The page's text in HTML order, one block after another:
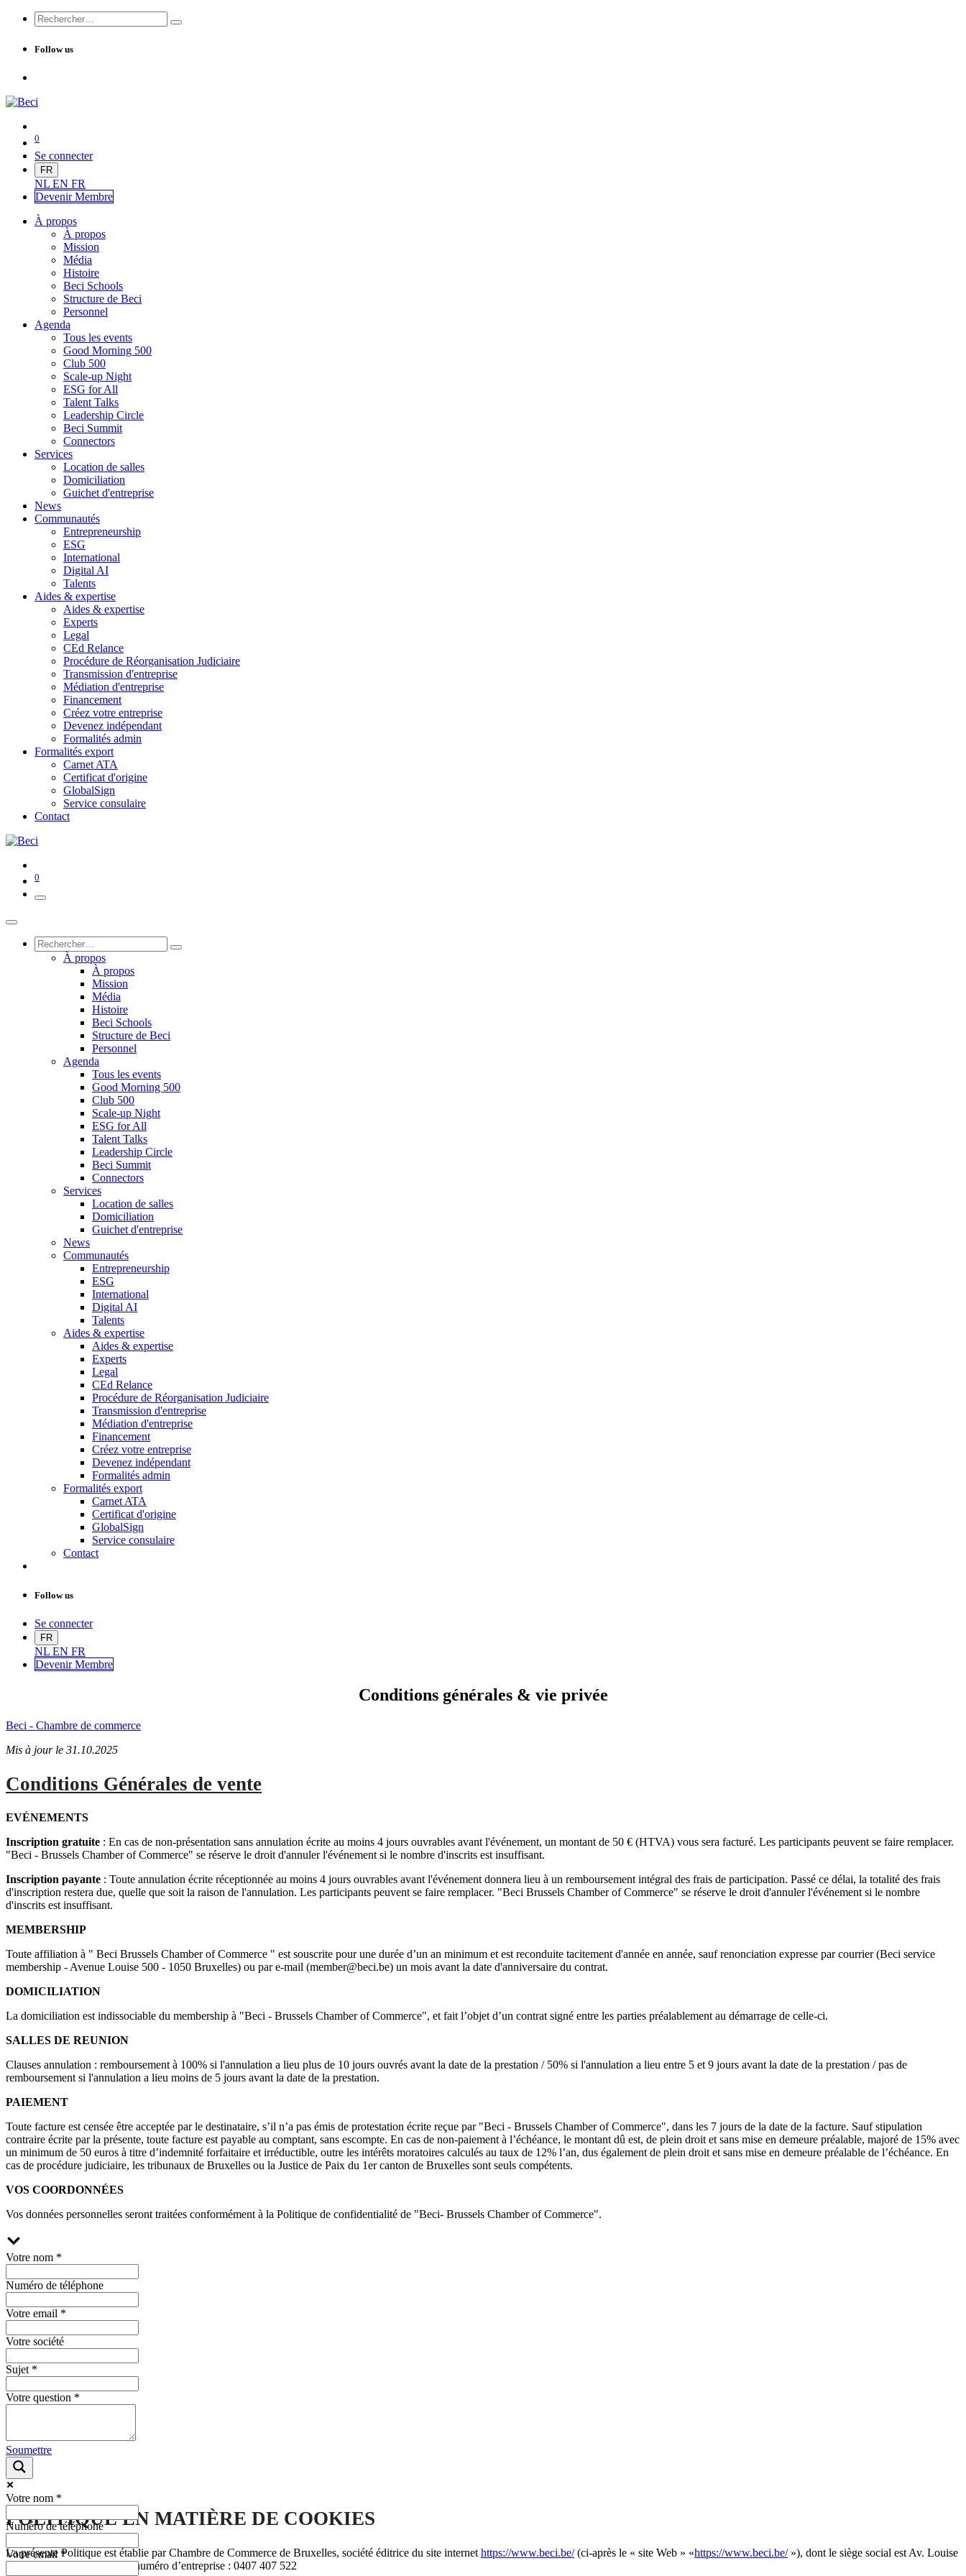
Follow us
0
Se connecter
FR
NL EN FR
Devenir Membre
À propos
À propos
Mission
Média
Histoire
Beci Schools
Structure de Beci
Personnel
Agenda
Tous les events
Good Morning 500
Club 500
Scale-up Night
ESG for All
Talent Talks
Leadership Circle
Beci Summit
Connectors
Services
Location de salles
Domiciliation
Guichet d'entreprise
News
Communautés
Entrepreneurship
ESG
International
Digital AI
Talents
Aides & expertise
Aides & expertise
Experts
Legal
CEd Relance
Procédure de Réorganisation Judiciaire
Transmission d'entreprise
Médiation d'entreprise
Financement
Créez votre entreprise
Devenez indépendant
Formalités admin
Formalités export
Carnet ATA
Certificat d'origine
GlobalSign
Service consulaire
Contact
0
À propos
À propos
Mission
Média
Histoire
Beci Schools
Structure de Beci
Personnel
Agenda
Tous les events
Good Morning 500
Club 500
Scale-up Night
ESG for All
Talent Talks
Leadership Circle
Beci Summit
Connectors
Services
Location de salles
Domiciliation
Guichet d'entreprise
News
Communautés
Entrepreneurship
ESG
International
Digital AI
Talents
Aides & expertise
Aides & expertise
Experts
Legal
CEd Relance
Procédure de Réorganisation Judiciaire
Transmission d'entreprise
Médiation d'entreprise
Financement
Créez votre entreprise
Devenez indépendant
Formalités admin
Formalités export
Carnet ATA
Certificat d'origine
GlobalSign
Service consulaire
Contact
Follow us
Se connecter
FR
NL EN FR
Devenir Membre
Conditions générales & vie privée
Beci - Chambre de commerce
Mis à jour le 31.10.2025
Conditions Générales de vente
EVÉNEMENTS
Inscription gratuite : En cas de non-présentation sans annulation écrite au moins 4 jours ouvrables avant l'événement, un montant de 50 € (HTVA) vous sera facturé. Les participants peuvent se faire remplacer.
"Beci - Brussels Chamber of Commerce" se réserve le droit d'annuler l'événement si le nombre d'inscrits est insuffisant.
Inscription payante : Toute annulation écrite réceptionnée au moins 4 jours ouvrables avant l'événement donnera lieu à un remboursement intégral des frais de participation. Passé ce délai, la totalité des frais
d'inscription restera due, quelle que soit la raison de l'annulation. Les participants peuvent se faire remplacer. "Beci Brussels Chamber of Commerce" se réserve le droit d'annuler l'événement si le nombre
d'inscrits est insuffisant.
MEMBERSHIP
Toute affiliation à " Beci Brussels Chamber of Commerce " est souscrite pour une durée d’un an minimum et est reconduite tacitement d'année en année, sauf renonciation expresse par courrier (Beci service
membership - Avenue Louise 500 - 1050 Bruxelles) ou par e-mail (member@beci.be) un mois avant la date d'anniversaire du contrat.
DOMICILIATION
La domiciliation est indissociable du membership à "Beci - Brussels Chamber of Commerce", et fait l’objet d’un contrat signé entre les parties préalablement au démarrage de celle-ci.
SALLES DE REUNION
Clauses annulation : remboursement à 100% si l'annulation a lieu plus de 10 jours ouvrés avant la date de la prestation / 50% si l'annulation a lieu entre 5 et 9 jours avant la date de la prestation / pas de
remboursement si l'annulation a lieu moins de 5 jours avant la date de la prestation.
PAIEMENT
Toute facture est censée être acceptée par le destinataire, s’il n’a pas émis de protestation écrite reçue par "Beci - Brussels Chamber of Commerce", dans les 7 jours de la date de la facture. Sauf stipulation
contraire écrite par la présente, toute facture est payable au comptant, sans escompte. En cas de non-paiement à l’échéance, le montant dû est, de plein droit et sans mise en demeure préalable, majoré de 15% avec
un minimum de 50 euros à titre d’indemnité forfaitaire et irréductible, outre les intérêts moratoires calculés au taux de 12% l’an, dus également de plein droit et sans mise en demeure préalable de l’échéance. En
cas de procédure judiciaire, les tribunaux de Bruxelles ou la Justice de Paix du 1er canton de Bruxelles sont seuls compétents.
VOS COORDONNÉES
Vos données personnelles seront traitées conformément à la Politique de confidentialité de "Beci- Brussels Chamber of Commerce".
Votre nom *
Numéro de téléphone
Votre email *
Votre société
Sujet *
Votre question *
Soumettre
Votre nom *
Numéro de téléphone
Votre email *
POLITIQUE EN MATIÈRE DE COOKIES
La présente Politique est établie par Chambre de Commerce de Bruxelles, société éditrice du site internet https://www.beci.be/(ci-après le « site Web » «https://www.beci.be/»), dont le siège social est Av. Louise
500, 1050 Bruxelles sous le numéro d’entreprise : 0407 407 522